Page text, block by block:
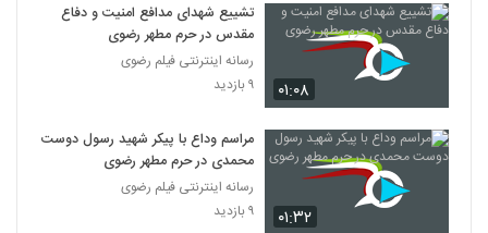
۰۱:۰۸
تشییع شهدای مدافع امنیت و دفاع
مقدس در حرم مطهر رضوی
رسانه اینترنتی فیلم رضوی
۹ بازدید
۰۱:۳۲
مراسم وداع با پیکر شهید رسول دوست
محمدی در حرم مطهر رضوی
رسانه اینترنتی فیلم رضوی
۹ بازدید